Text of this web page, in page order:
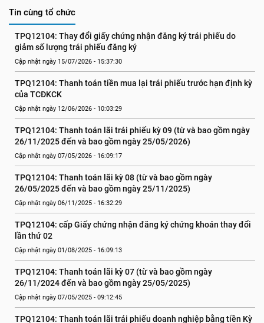
Tin cùng tổ chức
TPQ12104: Thay đổi giấy chứng nhận đăng ký trái phiếu do
giảm số lượng trái phiếu đăng ký
Cập nhật ngày 15/07/2026 - 15:37:30
TPQ12104: Thanh toán tiền mua lại trái phiếu trước hạn định kỳ
của TCĐKCK
Cập nhật ngày 12/06/2026 - 10:03:29
TPQ12104: Thanh toán lãi trái phiếu kỳ 09 (từ và bao gồm ngày
26/11/2025 đến và bao gồm ngày 25/05/2026)
Cập nhật ngày 07/05/2026 - 16:09:17
TPQ12104: Thanh toán lãi kỳ 08 (từ và bao gồm ngày
26/05/2025 đến và bao gồm ngày 25/11/2025)
Cập nhật ngày 06/11/2025 - 16:32:29
TPQ12104: cấp Giấy chứng nhận đăng ký chứng khoán thay đổi
lần thứ 02
Cập nhật ngày 01/08/2025 - 16:09:13
TPQ12104: Thanh toán lãi kỳ 07 (từ và bao gồm ngày
26/11/2024 đến và bao gồm ngày 25/05/2025)
Cập nhật ngày 07/05/2025 - 09:12:45
TPQ12104: Thanh toán lãi trái phiếu doanh nghiệp bằng tiền Kỳ